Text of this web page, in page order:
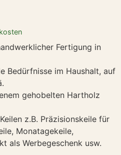
Fertigung in
Bedürfnisse im Haushalt, auf
gehobelten Hartholz
z.B. Präzisionskeile für
Monatagekeile,
als Werbegeschenk usw.